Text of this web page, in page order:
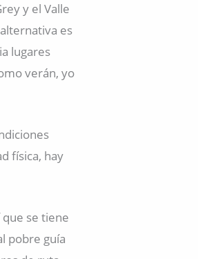
y el Valle
es
lugares
verán, yo
física, hay
se tiene
pobre guía